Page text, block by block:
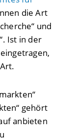
die Art
und
Ist in der
eingetragen,
gehört
anbieten